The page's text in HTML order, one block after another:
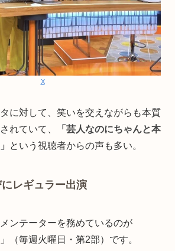
X
に対して、笑いを交えながらも本質
れていて、
「芸人なのにちゃんと本
という視聴者からの声も多い。
レギュラー出演
ンテーターを務めているのが
（毎週火曜日・第2部）です。